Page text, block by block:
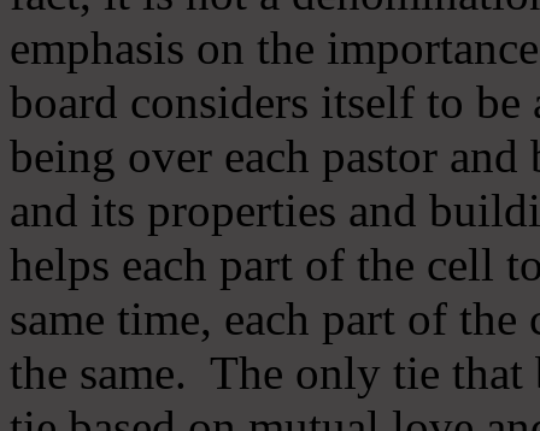
emphasis on the
board considers itself to be
being over each pastor
and its properties and
helps each part of the cell
same time, each part of
the same. The only tie that